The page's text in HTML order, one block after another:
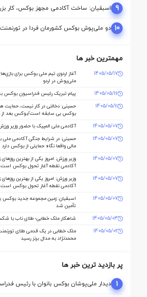
مالی صاحب خانه می شود 9 اسبقیان: ساخت آکادمی مجهز بوکس، کار
حسینی برای این رشته انجام داد
10 دو ملی‌پوش بوکس کشورمان فردا در تورنمنت
رینگ می‌روند
مهمترین خبر ها
1405/05/17
ملی‌پوش در اردو
1405/05/16
پیام تبریک رئیس فدراسیون بوکس به
1405/05/11
حسینی: دخالتی در کار نیست، حمایت
1405/05/07
آکادمی ملی المپیک با حضور وزیر
1405/05/07
حسینی: در شرایط جنگی آکادمی ملی
مالی واقعا نگاه حمایتی از بوکس دارد
1405/05/07
وزیر ورزش: امروز یکی از بهترین
آکادمی نقطه آغاز تحول بوکس است
1405/05/07
وزیر ورزش: امروز یکی از بهترین
آکادمی نقطه آغاز تحول بوکس است
1405/05/07
اسبقیان: زمین مجموعه جدید بوکس
تأمین شد
1405/05/03
شاهکار ملک‌ خطابی؛ طلای ناب با
1405/05/02
ملک‌ خطابی در یک قدمی طلای تورنمنت
محمدنژاد به مدال برنز رسید
پر بازدید ترین خبر ها
1
دیدار ملی‌پوشان بوکس بانوان با رئیس
حمایت از مسیر آماده‌ سازی برای بازی‌های